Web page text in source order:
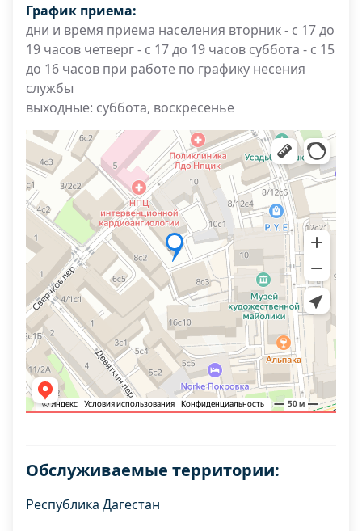
График приема:
дни и время приема населения вторник - с 17 до
19 часов четверг - с 17 до 19 часов суббота - с 15
до 16 часов при работе по графику несения
службы
выходные: суббота, воскресенье
Обслуживаемые территории:
Республика Дагестан